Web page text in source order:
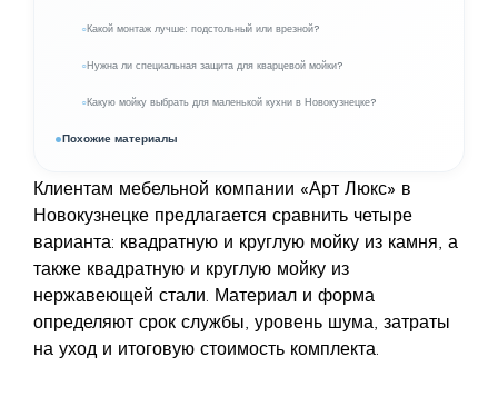
Какой монтаж лучше: подстольный или врезной?
Нужна ли специальная защита для кварцевой мойки?
Какую мойку выбрать для маленькой кухни в Новокузнецке?
Похожие материалы
Клиентам мебельной компании «Арт Люкс» в
Новокузнецке предлагается сравнить четыре
варианта: квадратную и круглую мойку из камня, а
также квадратную и круглую мойку из
нержавеющей стали. Материал и форма
определяют срок службы, уровень шума, затраты
на уход и итоговую стоимость комплекта.